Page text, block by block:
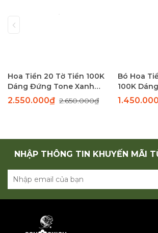
Hoa Tiền 20 Tờ Tiền 100K
Dáng Đứng Tone Xanh
Sang Trọng
2.550.000₫ 2.650.000₫
Bó Hoa
100K
Xanh
NHẬP THÔNG TIN KHUYẾN MÃI